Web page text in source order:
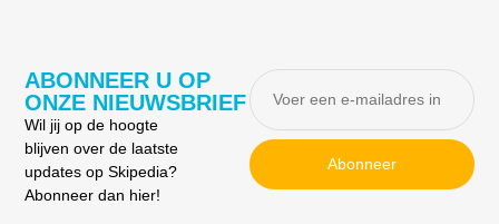
ABONNEER U OP
ONZE NIEUWSBRIEF
Wil jij op de hoogte
blijven over de laatste
updates op Skipedia?
Abonneer dan hier!
Abonneer